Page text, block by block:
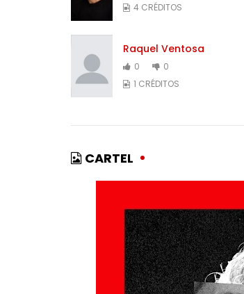
4 CRÉDITOS
Raquel Ventosa
0
0
1 CRÉDITOS
CARTEL